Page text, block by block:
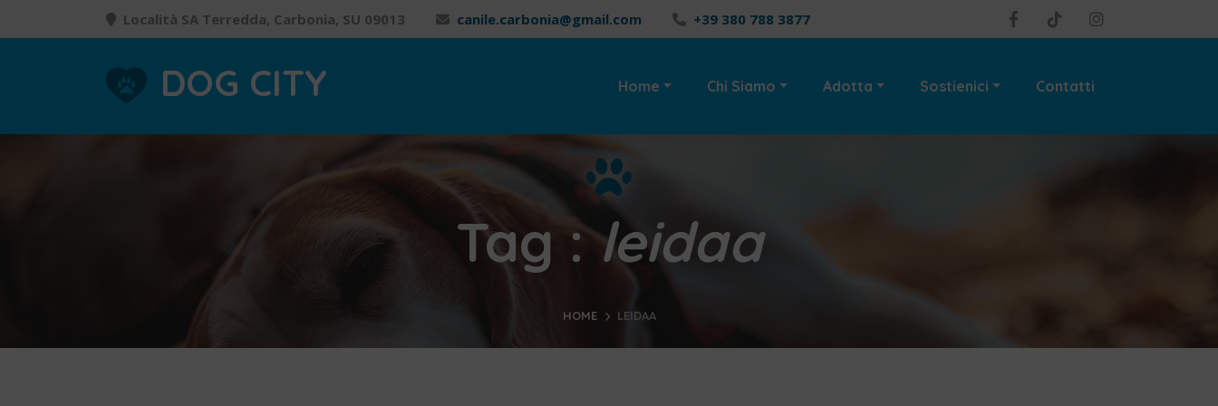
Località SA Terredda, Carbonia, SU 09013 canile.carbonia@gmail.com +39 380 788 3877
DOG CITY Home Chi Siamo Adotta Sostienici Contatti
Tag :leidaa
HOME LEIDAA